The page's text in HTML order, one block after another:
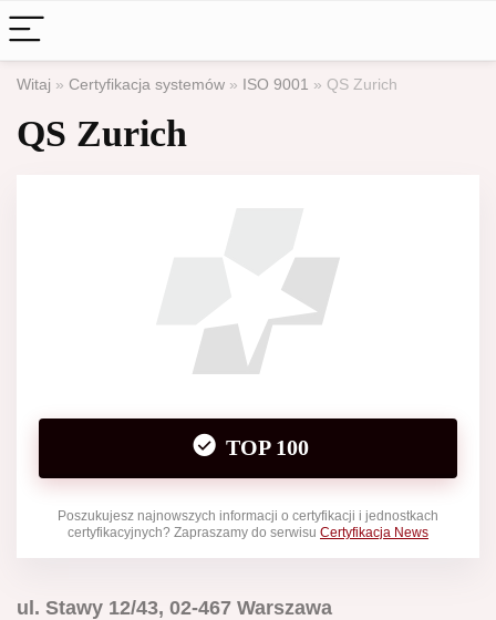
Witaj » Certyfikacja systemów » ISO 9001 » QS Zurich
QS Zurich
TOP 100
Poszukujesz najnowszych informacji o certyfikacji i jednostkach
certyfikacyjnych? Zapraszamy do serwisu Certyfikacja News
ul. Stawy 12/43, 02-467 Warszawa